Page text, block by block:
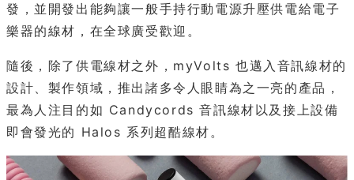
發，並開發出能夠讓一般手持行動電源升壓供電給電子
樂器的線材，在全球廣受歡迎。
隨後，除了供電線材之外，myVolts 也邁入音訊線材的
設計、製作領域，推出諸多令人眼睛為之一亮的產品，
最為人注目的如 Candycords 音訊線材以及接上設備
即會發光的 Halos 系列超酷線材。